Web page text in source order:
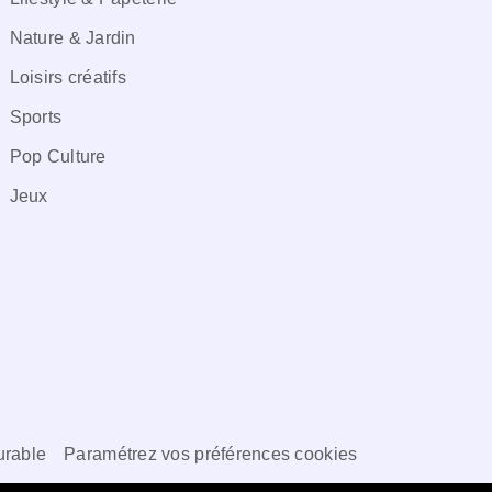
Nature & Jardin
Loisirs créatifs
Sports
Pop Culture
Jeux
Paramétrez vos préférences cookies